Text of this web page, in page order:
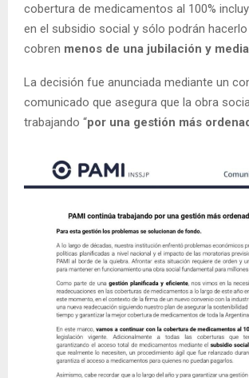
cobertura de medicamentos al 100%
en el subsidio social y sólo podrán
cobren menos de una jubilación y
La decisión fue anunciada mediante un
comunicado que asegura que la obra
trabajando “por una gestión más